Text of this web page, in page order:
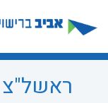
לתוכן
ראשל"צ